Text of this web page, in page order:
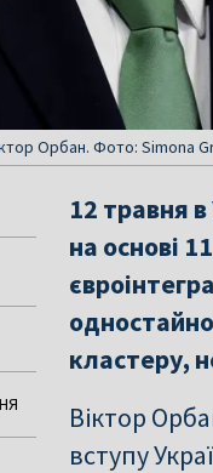
Орбан. Фото: Simona
12 травня
на основі
кластеру,
Віктор
вступу